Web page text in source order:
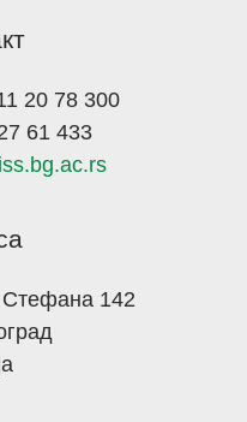
20 78 300
61 433
142